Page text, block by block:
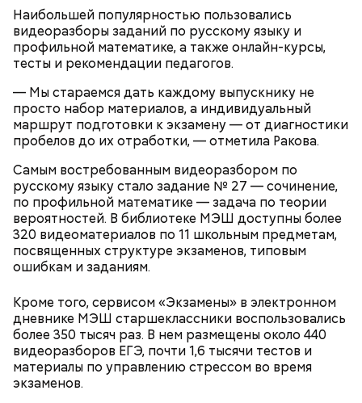
Наибольшей популярностью пользовались
видеоразборы заданий по русскому языку и
профильной математике, а также онлайн-курсы,
тесты и рекомендации педагогов.
— Мы стараемся дать каждому выпускнику не
просто набор материалов, а индивидуальный
маршрут подготовки к экзамену — от диагностики
пробелов до их отработки, — отметила Ракова.
Самым востребованным видеоразбором по
русскому языку стало задание № 27 — сочинение,
по профильной математике — задача по теории
вероятностей. В библиотеке МЭШ доступны более
320 видеоматериалов по 11 школьным предметам,
посвященных структуре экзаменов, типовым
ошибкам и заданиям.
Кроме того, сервисом «Экзамены» в электронном
дневнике МЭШ старшеклассники воспользовались
более 350 тысяч раз. В нем размещены около 440
видеоразборов ЕГЭ, почти 1,6 тысячи тестов и
материалы по управлению стрессом во время
экзаменов.
Речной вокзал, Ленинградское ш., 51